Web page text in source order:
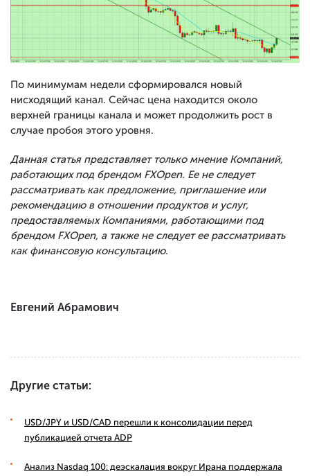
По минимумам недели сформировался новый
нисходящий канал. Сейчас цена находится около
верхней границы канала и может продолжить рост в
случае пробоя этого уровня.
Данная статья представляет только мнение Компаний,
работающих под брендом FXOpen. Ее не следует
рассматривать как предложение, приглашение или
рекомендацию в отношении продуктов и услуг,
предоставляемых Компаниями, работающими под
брендом FXOpen, а также не следует ее рассматривать
как финансовую консультацию.
Евгений Абрамович
Другие статьи:
USD/JPY и USD/CAD перешли к консолидации перед
публикацией отчета ADP
Анализ Nasdaq 100: деэскалация вокруг Ирана поддержала